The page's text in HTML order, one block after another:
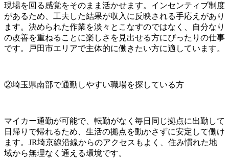
現場を回る感覚をそのまま活かせます。インセンティブ制度
があるため、工夫した結果が収入に反映される手応えがあり
ます。決められた作業を淡々とこなすのではなく、自分なり
の改善を重ねることに楽しさを見出せる方にぴったりの仕事
です。戸田市エリアで主体的に働きたい方に適しています。
②埼玉県南部で通勤しやすい職場を探している方
マイカー通勤が可能で、転勤がなく毎日同じ拠点に出勤して
日帰りで帰れるため、生活の拠点を動かさずに安定して働け
ます。JR埼京線沿線からのアクセスもよく、住み慣れた地
域から無理なく通える環境です。